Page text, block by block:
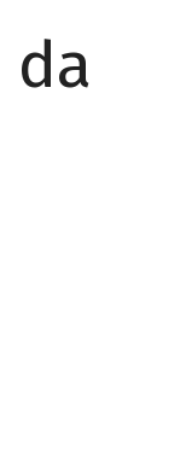
da